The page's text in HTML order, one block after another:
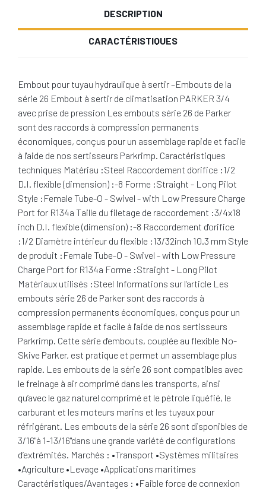
DESCRIPTION
CARACTÉRISTIQUES
Embout pour tuyau hydraulique à sertir –Embouts de la
série 26 Embout à sertir de climatisation PARKER 3/4
avec prise de pression Les embouts série 26 de Parker
sont des raccords à compression permanents
économiques, conçus pour un assemblage rapide et facile
à l'aide de nos sertisseurs Parkrimp. Caractéristiques
techniques Matériau :Steel Raccordement d'orifice :1/2
D.I. flexible (dimension) :-8 Forme :Straight - Long Pilot
Style :Female Tube-O - Swivel - with Low Pressure Charge
Port for R134a Taille du filetage de raccordement :3/4x18
inch D.I. flexible (dimension) :-8 Raccordement d'orifice
:1/2 Diamètre intérieur du flexible :13/32inch 10.3 mm Style
de produit :Female Tube-O - Swivel - with Low Pressure
Charge Port for R134a Forme :Straight - Long Pilot
Matériaux utilisés :Steel Informations sur l'article Les
embouts série 26 de Parker sont des raccords à
compression permanents économiques, conçus pour un
assemblage rapide et facile à l'aide de nos sertisseurs
Parkrimp. Cette série d'embouts, couplée au flexible No-
Skive Parker, est pratique et permet un assemblage plus
rapide. Les embouts de la série 26 sont compatibles avec
le freinage à air comprimé dans les transports, ainsi
qu’avec le gaz naturel comprimé et le pétrole liquéfié, le
carburant et les moteurs marins et les tuyaux pour
réfrigérant. Les embouts de la série 26 sont disponibles de
3/16"à 1-13/16"dans une grande variété de configurations
d’extrémités. Marchés : •Transport •Systèmes militaires
•Agriculture •Levage •Applications maritimes
Caractéristiques/Avantages : •Faible force de connexion